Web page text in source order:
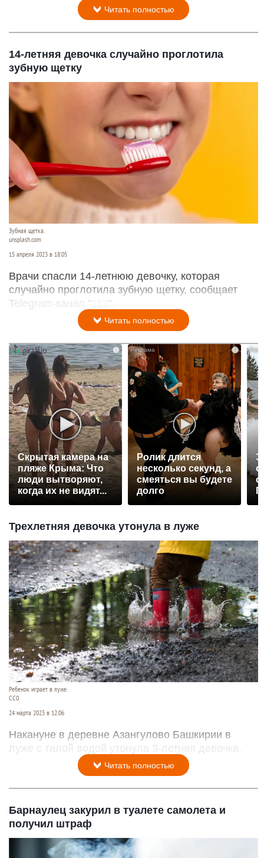
Читать полностью
14-летняя девочка случайно проглотила
зубную щетку
Зубная щетка.
unsplash.com
15 апреля 2023 в 18:05
Врачи спасли 14-летнюю девочку, которая
случайно проглотила зубную щетку, сообщает
Telegram-канал " 112 ".
Читать полностью
i
Скрытая камера на
пляже Крыма: Что
люди вытворяют,
когда их не видят...
Ролик длится
несколько секунд, а
смеяться вы будете
долго
Трехлетняя девочка утонула в луже
Ребенок играет в луже.
CC0
24 марта 2023 в 12:06
Накануне в деревне Азангулово Башкирии в
луже с талой водой утонула 3-летняя девочка.
Читать полностью
Барнаулец закурил в туалете самолета и
получил штраф